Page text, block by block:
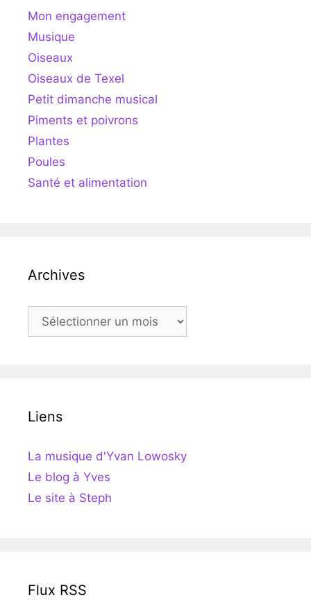
Mon engagement
Musique
Oiseaux
Oiseaux de Texel
Petit dimanche musical
Piments et poivrons
Plantes
Poules
Santé et alimentation
Archives
Archives
Liens
La musique d'Yvan Lowosky
Le blog à Yves
Le site à Steph
Flux RSS